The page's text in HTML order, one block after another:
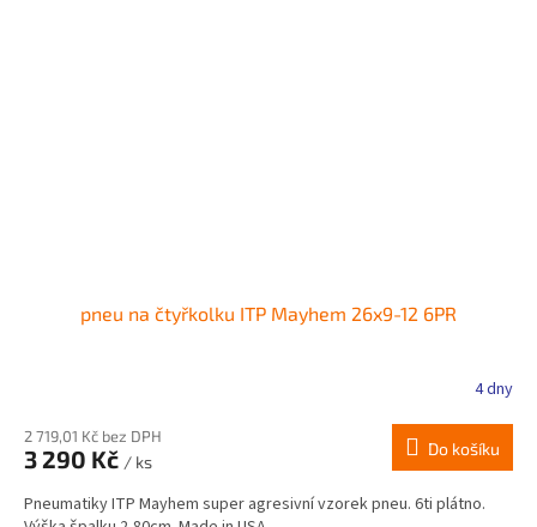
pneu na čtyřkolku ITP Mayhem 26x9-12 6PR
4 dny
2 719,01 Kč bez DPH
3 290 Kč / ks
Do košíku
Pneumatiky ITP Mayhem super agresivní vzorek pneu. 6ti plátno.